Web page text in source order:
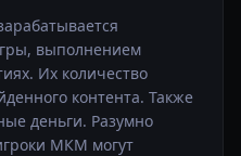
выполнением
Их количество
контента. Также
деньги. Разумно
МКМ могут